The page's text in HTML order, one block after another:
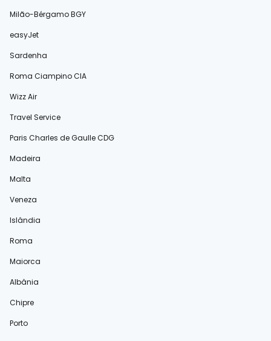
Milão-Bérgamo BGY
easyJet
Sardenha
Roma Ciampino CIA
Wizz Air
Travel Service
Paris Charles de Gaulle CDG
Madeira
Malta
Veneza
Islândia
Roma
Maiorca
Albânia
Chipre
Porto